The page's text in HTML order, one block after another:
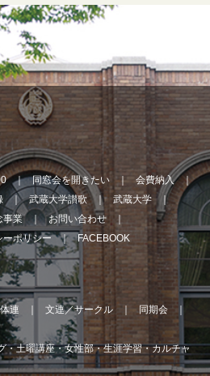
同窓会を開きたい
会費納入
武蔵大学讃歌
武蔵大学
事業
お問い合わせ
ーポリシー FACEBOOK
体連 文連／サークル
同期会
・土曜講座・女性部・生涯学習・カルチャ